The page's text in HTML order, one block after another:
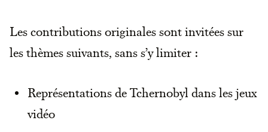
Les contributions originales sont invitées sur
les thèmes suivants, sans s’y limiter :
Représentations de Tchernobyl dans les jeux
vidéo